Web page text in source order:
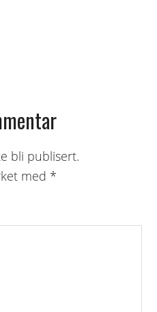
bli publisert.
med *